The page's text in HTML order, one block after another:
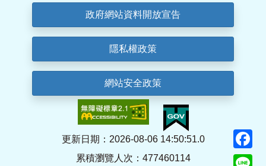
政府網站資料開放宣告
隱私權政策
網站安全政策
更新日期：2026-08-06 14:50:51.0
累積瀏覽人次：477460114